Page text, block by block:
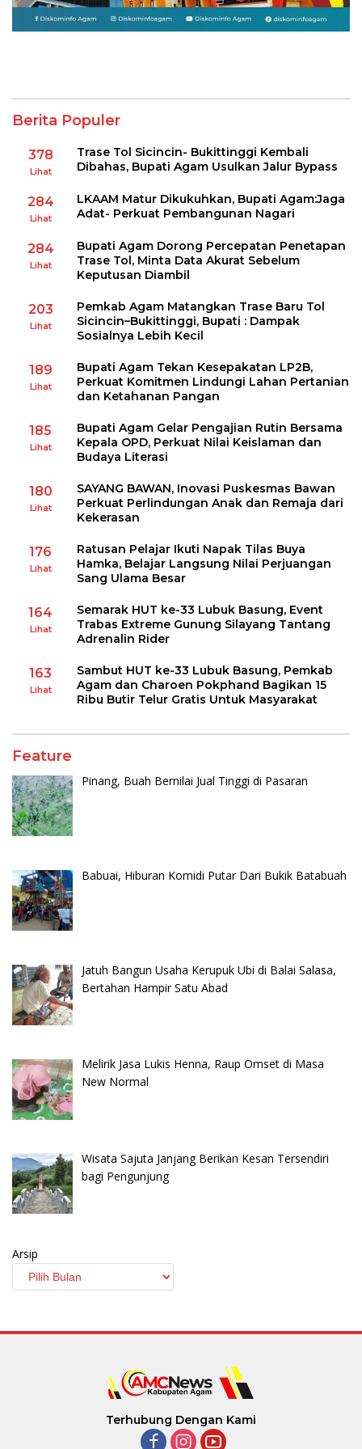
Berita Populer
378
Lihat
Trase Tol Sicincin- Bukittinggi Kembali
Dibahas, Bupati Agam Usulkan Jalur Bypass
284
Lihat
LKAAM Matur Dikukuhkan, Bupati Agam:Jaga
Adat- Perkuat Pembangunan Nagari
284
Lihat
Bupati Agam Dorong Percepatan Penetapan
Trase Tol, Minta Data Akurat Sebelum
Keputusan Diambil
203
Lihat
Pemkab Agam Matangkan Trase Baru Tol
Sicincin–Bukittinggi, Bupati : Dampak
Sosialnya Lebih Kecil
189
Lihat
Bupati Agam Tekan Kesepakatan LP2B,
Perkuat Komitmen Lindungi Lahan Pertanian
dan Ketahanan Pangan
185
Lihat
Bupati Agam Gelar Pengajian Rutin Bersama
Kepala OPD, Perkuat Nilai Keislaman dan
Budaya Literasi
180
Lihat
SAYANG BAWAN, Inovasi Puskesmas Bawan
Perkuat Perlindungan Anak dan Remaja dari
Kekerasan
176
Lihat
Ratusan Pelajar Ikuti Napak Tilas Buya
Hamka, Belajar Langsung Nilai Perjuangan
Sang Ulama Besar
164
Lihat
Semarak HUT ke-33 Lubuk Basung, Event
Trabas Extreme Gunung Silayang Tantang
Adrenalin Rider
163
Lihat
Sambut HUT ke-33 Lubuk Basung, Pemkab
Agam dan Charoen Pokphand Bagikan 15
Ribu Butir Telur Gratis Untuk Masyarakat
Feature
Pinang, Buah Bernilai Jual Tinggi di Pasaran
Babuai, Hiburan Komidi Putar Dari Bukik Batabuah
Jatuh Bangun Usaha Kerupuk Ubi di Balai Salasa,
Bertahan Hampir Satu Abad
Melirik Jasa Lukis Henna, Raup Omset di Masa
New Normal
Wisata Sajuta Janjang Berikan Kesan Tersendiri
bagi Pengunjung
Arsip
Terhubung Dengan Kami